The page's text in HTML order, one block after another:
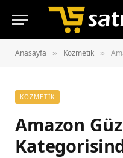
Anasayfa » Kozmetik »
KOZMETIK
Amazon